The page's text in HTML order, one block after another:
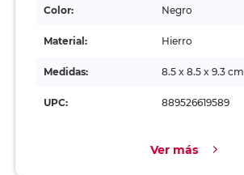
Color: Negro
Material: Hierro
Medidas: 8.5 x 8.5 x 9.3 cm
UPC: 889526619589
Ver más